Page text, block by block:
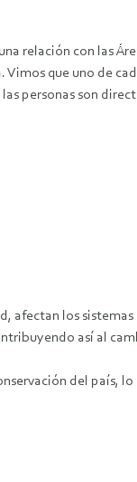
relación con las
Vimos que uno de
personas son
afectan los
así al
del país, lo